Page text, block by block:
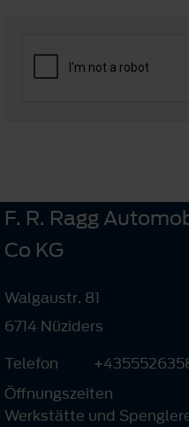
F. R. Ragg
Co KG
Walgaustr. 81
6714 Nüziders
Telefon
Öffnungszeiten
Werkstätte und